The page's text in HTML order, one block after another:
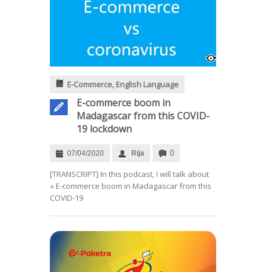
E-Commerce, English Language
E-commerce boom in
Madagascar from this COVID-
19 lockdown
07/04/2020 Rija 0
[TRANSCRIPT] In this podcast, I will talk about
« E-commerce boom in Madagascar from this
COVID-19
.